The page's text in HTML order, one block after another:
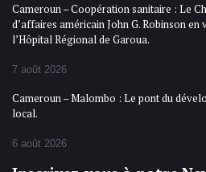
Cameroun – Coopération sanitaire : Le
d’affaires américain John G. Robinson en
l’Hôpital Régional de Garoua.
7 août 2026
Cameroun – Malombo : Le pont du
local.
6 août 2026